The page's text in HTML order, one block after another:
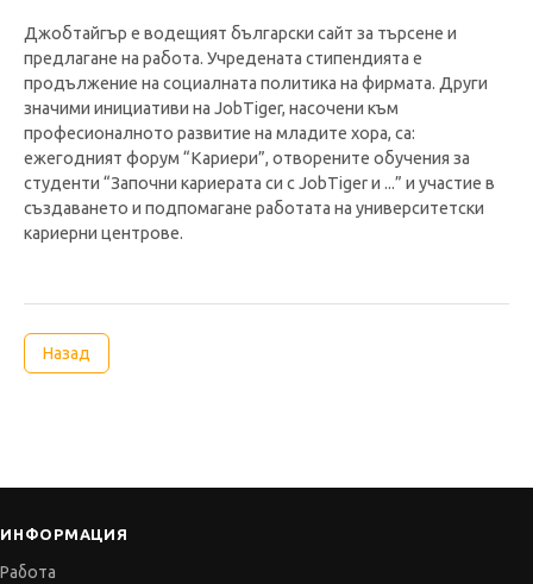
Джобтайгър е водещият български сайт за търсене и
предлагане на работа. Учредената стипендията е
продължение на социалната политика на фирмата. Други
значими инициативи на JobTiger, насочени към
професионалното развитие на младите хора, са:
ежегодният форум “Кариери”, отворените обучения за
студенти “Започни кариерата си с JobTiger и ...” и участие в
създаването и подпомагане работата на университетски
кариерни центрове.
Назад
ИНФОРМАЦИЯ
Работа